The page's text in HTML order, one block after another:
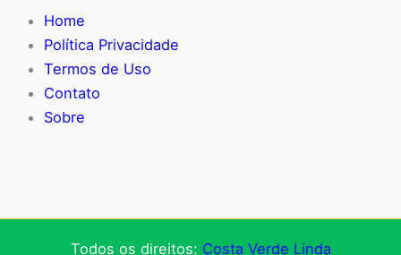
Home
Política Privacidade
Termos de Uso
Contato
Sobre
Todos os direitos: Costa Verde Linda